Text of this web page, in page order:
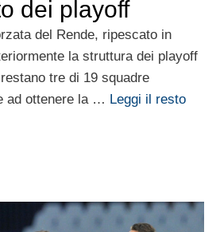
dei playoff
del Rende, ripescato in
la struttura dei playoff
tre di 19 squadre
ad ottenere la … Leggi il resto